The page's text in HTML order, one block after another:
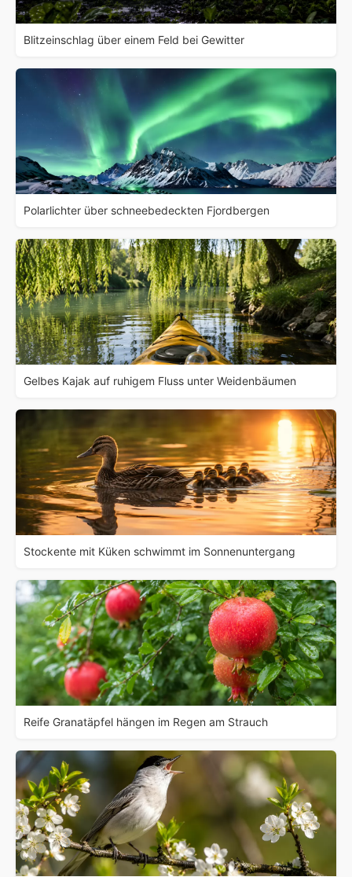
Blitzeinschlag über einem Feld bei Gewitter
Polarlichter über schneebedeckten Fjordbergen
Gelbes Kajak auf ruhigem Fluss unter Weidenbäumen
Stockente mit Küken schwimmt im Sonnenuntergang
Reife Granatäpfel hängen im Regen am Strauch